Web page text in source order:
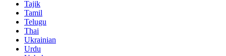
Tajik
Tamil
Telugu
Thai
Ukrainian
Urdu